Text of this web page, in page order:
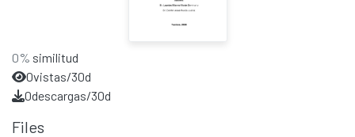
0% similitud
0vistas/30d
0descargas/30d
Files